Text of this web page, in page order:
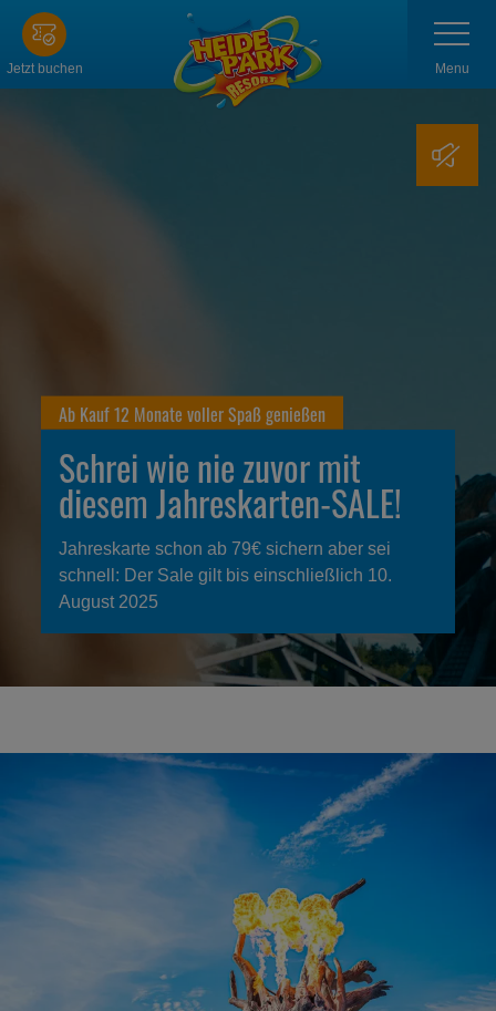
Zum
Hauptinhalt
springen
Jetzt buchen
anzeigen
Menu
Ab Kauf 12 Monate voller Spaß genießen
Schrei wie nie zuvor mit
diesem Jahreskarten-SALE!
Jahreskarte schon ab 79€ sichern aber sei
schnell: Der Sale gilt bis einschließlich 10.
August 2025